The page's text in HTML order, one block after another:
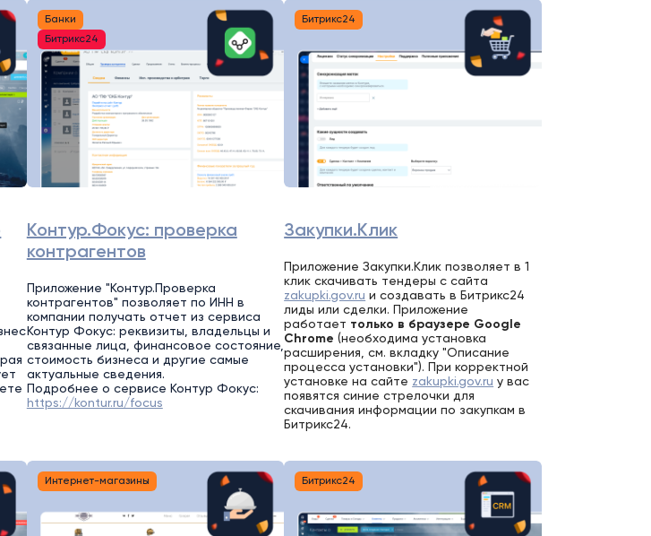
Банки
Битрикс24
Контур.Фокус: проверка
контрагентов
Приложение "Контур.Проверка
контрагентов" позволяет по ИНН в
компании получать отчет из сервиса
Контур Фокус: реквизиты, владельцы и
связанные лица, финансовое состояние,
стоимость бизнеса и другие самые
актуальные сведения.
Подробнее о сервисе Контур Фокус:
https://kontur.ru/focus
Битрикс24
Закупки.Клик
Приложение Закупки.Клик позволяет в 1
клик скачивать тендеры с сайта
zakupki.gov.ru и создавать в Битрикс24
лиды или сделки. Приложение
работает только в браузере Google
Chrome(необходима установка
расширения, см. вкладку "Описание
процесса установки"). При корректной
установке на сайте zakupki.gov.ru у вас
появятся синие стрелочки для
скачивания информации по закупкам в
Битрикс24.
Интернет-магазины Битрикс24